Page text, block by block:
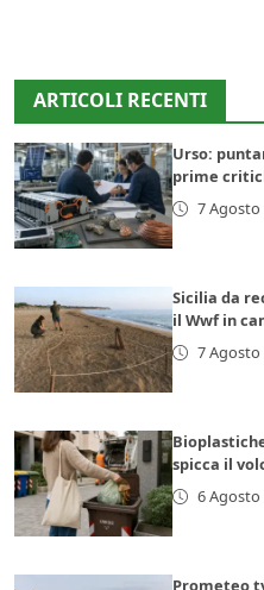
ARTICOLI RECENTI
Urso:
prime
7 Agosto
Sicilia da
il Wwf in
7 Agosto
spicca il
6 Agosto
Prometeo